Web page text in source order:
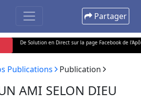
Partager
De Solution en Direct sur la page Facebook de l'Apôtre
Publications Publication
AMI SELON DIEU